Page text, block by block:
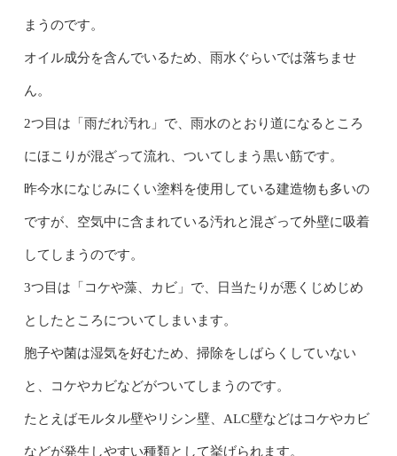
まうのです。
オイル成分を含んでいるため、雨水ぐらいでは落ちませ
ん。
2つ目は「雨だれ汚れ」で、雨水のとおり道になるところ
にほこりが混ざって流れ、ついてしまう黒い筋です。
昨今水になじみにくい塗料を使用している建造物も多いの
ですが、空気中に含まれている汚れと混ざって外壁に吸着
してしまうのです。
3つ目は「コケや藻、カビ」で、日当たりが悪くじめじめ
としたところについてしまいます。
胞子や菌は湿気を好むため、掃除をしばらくしていない
と、コケやカビなどがついてしまうのです。
たとえばモルタル壁やリシン壁、ALC壁などはコケやカビ
などが発生しやすい種類として挙げられます。